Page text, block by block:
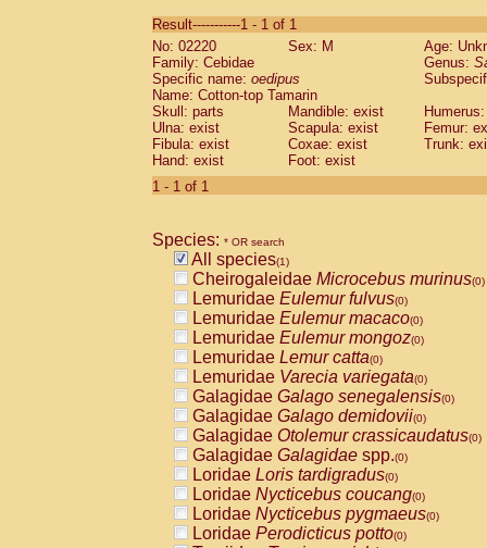
CebidaeSaguinus labiatus(0)
Cebidae Saguinus leucopus (0)
Cebidae
CebidaeSaguinus mystax
Cebidae Saguinus nigricollis (0)
Cebidae Saguinus oedipus
Cebidae Saguinus weddelli
Cebidae Saguinusspp.
Cebidae
CebidaeCebus capucinus
CebidaeCebus nigrivittatus
CebidaeCebus spp.(0)
CebidaeSaimiri boliviensis(0)
CebidaeSaimiri sciureus(0)
AtelidaeAlouatta caraya(0)
AtelidaeAlouatta fusca(0)
AtelidaeAlouatta seniculus(0)
AtelidaeAlouattaspp.(0)
AtelidaeAteles belzebuth(0)
AtelidaeAteles geoffroyi(0)
AtelidaeAteles paniscus(0)
AtelidaeAtelesspp.(0)
AtelidaeLagothrix lagothricha(0)
AtelidaeLagothrix lagothricha cana
PitheciidaeCacajao calvus
Result-----------1 - 1 of 1
No: 02220
Sex: M
Age:
Family: Cebidae
Genus:
Specific name: oedipus
Name: Cotton-top Tamarin
Skull: parts
Mandible: exist
Ulna: exist
Scapula: exist
Femur:
Fibula: exist
Coxae: exist
Trunk:
Hand: exist
Foot: exist
1 - 1 of 1
Species: * OR search
All species(1)
Cheirogaleidae Microcebus murinus(0)
Lemuridae Eulemur fulvus(0)
Lemuridae Eulemur macaco(0)
Lemuridae Eulemur mongoz(0)
Lemuridae Lemur catta(0)
Lemuridae Varecia variegata(0)
Galagidae Galago senegalensis(0)
Galagidae Galago demidovii(0)
Galagidae Otolemur crassicaudatus(0)
Galagidae Galagidae spp.(0)
Loridae Loris tardigradus(0)
Loridae Nycticebus coucang(0)
Loridae Nycticebus pygmaeus(0)
Loridae Perodicticus potto(0)